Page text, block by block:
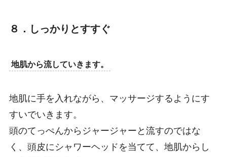
８．しっかりとすすぐ
地肌から流していきます。
地肌に手を入れながら、マッサージするようにす
すいでいきます。
頭のてっぺんからジャージャーと流すのではな
く、頭皮にシャワーヘッドを当てて、地肌からし